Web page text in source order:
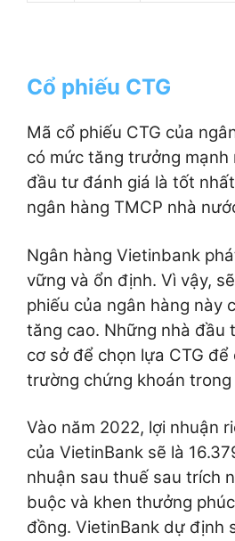
Cổ phiếu CTG
Mã cổ phiếu CTG của
có mức tăng trưởng mạnh
đầu tư đánh giá là tốt
ngân hàng TMCP nhà
Ngân hàng Vietinbank
vững và ổn định. Vì vậy,
phiếu của ngân hàng này
tăng cao. Những nhà đầu
cơ sở để chọn lựa CTG
trường chứng khoán trong
Vào năm 2022, lợi nhuận
của VietinBank sẽ là
nhuận sau thuế sau trích
buộc và khen thưởng
đồng. VietinBank dự định